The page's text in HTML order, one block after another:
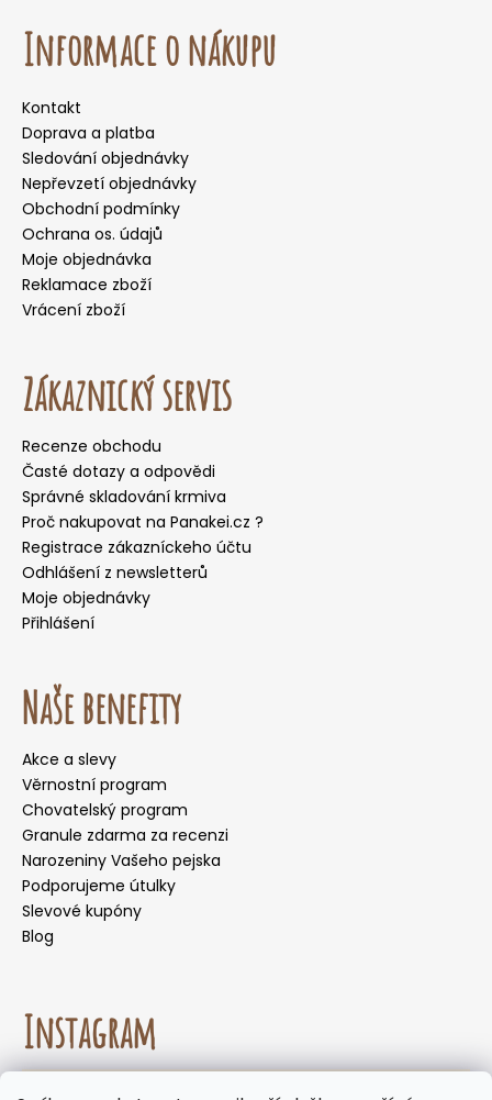
Informace o nákupu
Kontakt
Doprava a platba
Sledování objednávky
Nepřevzetí objednávky
Obchodní podmínky
Ochrana os. údajů
Moje objednávka
Reklamace zboží
Vrácení zboží
Zákaznický servis
Recenze obchodu
Časté dotazy a odpovědi
Správné skladování krmiva
Proč nakupovat na Panakei.cz ?
Registrace zákazníckeho účtu
Odhlášení z newsletterů
Moje objednávky
Přihlášení
Naše benefity
Akce a slevy
Věrnostní program
Chovatelský program
Granule zdarma za recenzi
Narozeniny Vašeho pejska
Podporujeme útulky
Slevové kupóny
Blog
Instagram